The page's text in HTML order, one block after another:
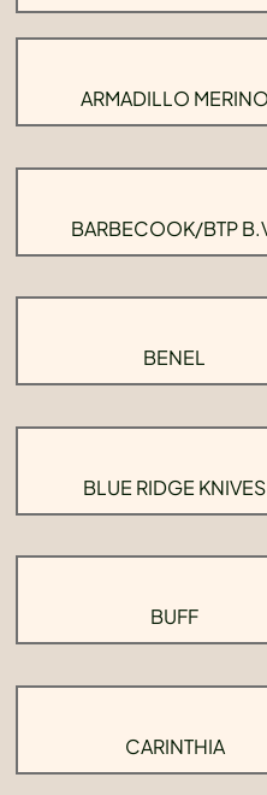
ARMADILLO MERINO
BARBECOOK/BTP
BENEL
BLUE RIDGE KNIVES
BUFF
CARINTHIA